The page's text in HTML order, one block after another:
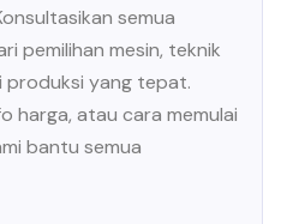
semua
pemilihan mesin, teknik
produksi yang tepat.
harga, atau cara memulai
bantu semua